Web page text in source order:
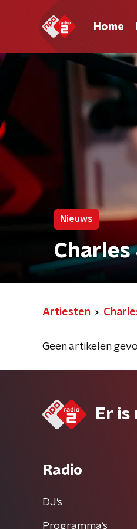
Home
Nieuws
Charles
Artiesten
Geen artikelen
Er is
Radio
DJ’s
Programma's